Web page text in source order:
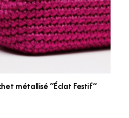
métallisé “Éclat Festif”